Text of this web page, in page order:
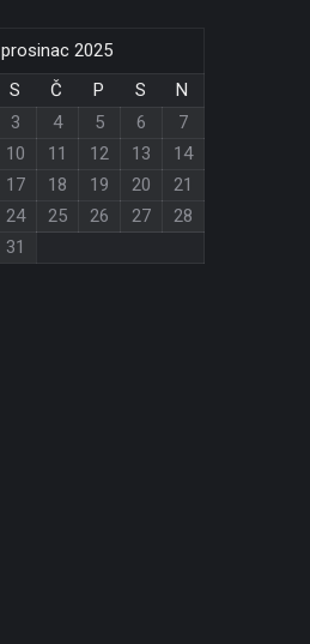
prosinac 2025
S Č P S
N
3 4 5 6
7
10 11 12 13
14
17 18 19 20
21
24 25 26 27
28
31